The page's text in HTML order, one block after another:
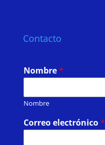
Contacto
Nombre*
Nombre
Correo electrónico*